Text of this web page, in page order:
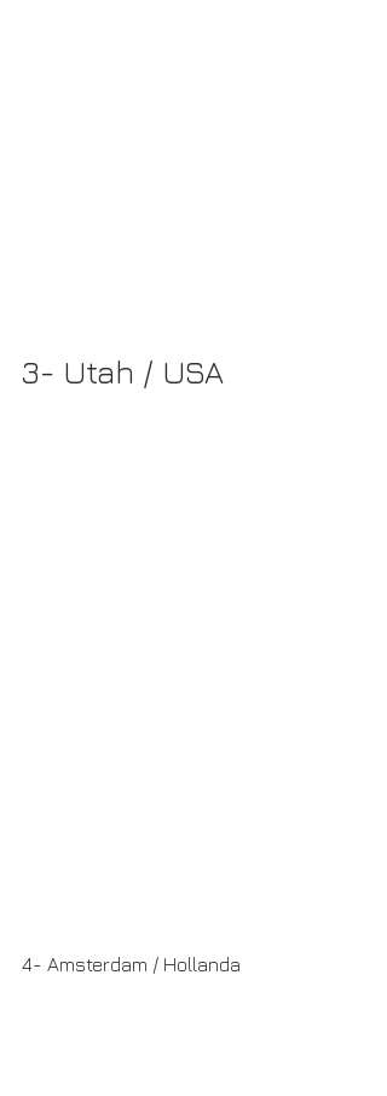
3- Utah / USA
4- Amsterdam / Hollanda